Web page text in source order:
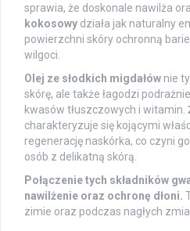
sprawia, że doskonale nawilża
kokosowy działa jak naturalny
powierzchni skóry ochronną
wilgoci.
Olej ze słodkich migdałów nie
skórę, ale także łagodzi
kwasów tłuszczowych i witamin.
charakteryzuje się kojącymi
regenerację naskórka, co czyni
osób z delikatną skórą.
Połączenie tych składników
nawilżenie oraz ochronę dłoni.
zimie oraz podczas nagłych